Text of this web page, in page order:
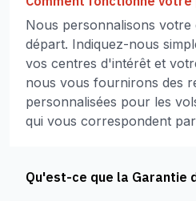
Nous personnalisons votre
départ. Indiquez-nous
vos centres d'intérêt et
nous vous fournirons des
personnalisées pour les
qui vous correspondent
Qu'est-ce que la Garantie